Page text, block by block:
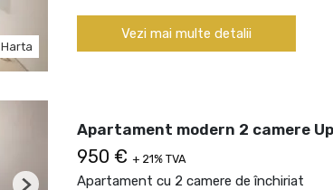
Harta
Vezi mai multe detalii
Apartament modern 2 camere
950 € + 21% TVA
Apartament cu 2 camere de închiriat